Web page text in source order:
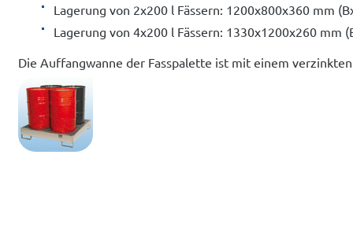
Lagerung von 2x200 l Fässern: 1200x800x360 mm
Lagerung von 4x200 l Fässern: 1330x1200x260
Die Auffangwanne der Fasspalette ist mit einem